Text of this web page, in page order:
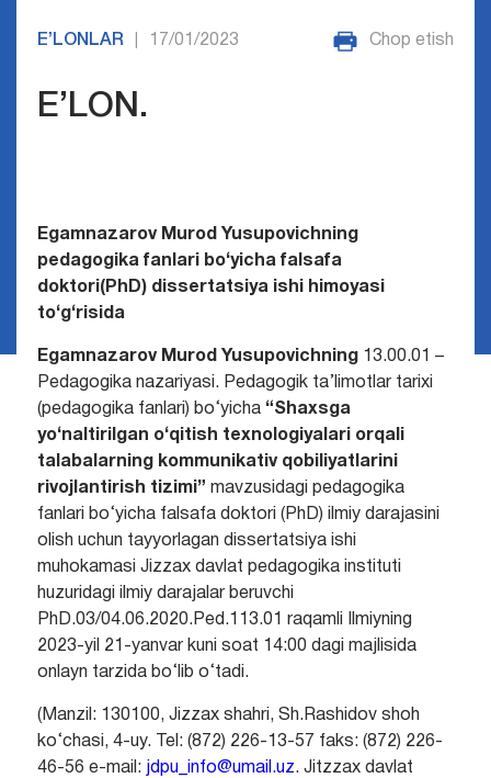
E’LONLAR 17/01/2023 Chop etish
E’LON.
Egamnazarov Murod Yusupovich ning
pedagogika fanlari bo‘yicha falsafa
doktori(PhD) dissertatsiya ishi himoyasi
to‘g‘risida
Egamnazarov Murod Yusupovichning
13.00.01 –
Pedagogika nazariyasi. Pedagogik ta’limotlar tarixi
(pedagogika fanlari) bo‘yicha “Shaxsga
yo‘naltirilgan o‘qitish texnologiyalari orqali
talabalarning kommunikativ qobiliyatlarini
rivojlantirish tizimi” mavzusidagi pedagogika
fanlari bo‘yicha falsafa doktori (PhD) ilmiy darajasini
olish uchun tayyorlagan dissertatsiya ishi
muhokamasi Jizzax davlat pedagogika instituti
huzuridagi ilmiy darajalar beruvchi
PhD.03/04.06.2020.Ped.113.01 raqamli Ilmiyning
2023-yil 21-yanvar kuni soat 14:00 dagi majlisida
onlayn tarzida bo‘lib o‘tadi.
(Manzil: 130100, Jizzax shahri, Sh.Rashidov shoh
ko‘chasi, 4-uy. Tel: (872) 226-13-57 faks: (872) 226-
46-56 e-mail: jdpu_info@umail.uz. Jitzzax davlat